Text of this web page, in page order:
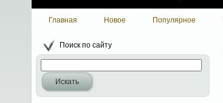
Главная Новое Популярное
Поиск по сайту
Искать